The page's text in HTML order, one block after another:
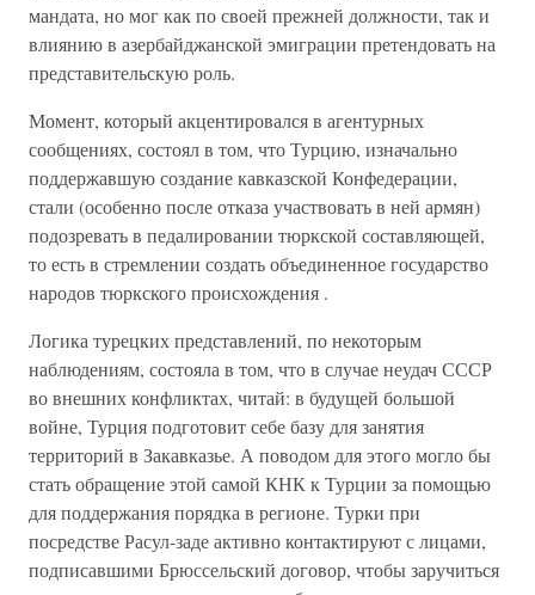
мандата, но мог как по своей прежней должности, так и
влиянию в азербайджанской эмиграции претендовать на
представительскую роль.
Момент, который акцентировался в агентурных
сообщениях, состоял в том, что Турцию, изначально
поддержавшую создание кавказской Конфедерации,
стали (особенно после отказа участвовать в ней армян)
подозревать в педалировании тюркской составляющей,
то есть в стремлении создать объединенное государство
народов тюркского происхождения .
Логика турецких представлений, по некоторым
наблюдениям, состояла в том, что в случае неудач СССР
во внешних конфликтах, читай: в будущей большой
войне, Турция подготовит себе базу для занятия
территорий в Закавказье. А поводом для этого могло бы
стать обращение этой самой КНК к Турции за помощью
для поддержания порядка в регионе. Турки при
посредстве Расул-заде активно контактируют с лицами,
подписавшими Брюссельский договор, чтобы заручиться